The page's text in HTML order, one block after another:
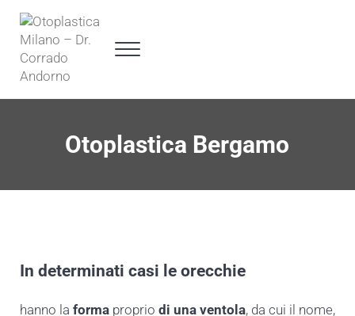
Passa al contenuto principale
Skip to header right navigation
Skip to site footer
Otoplastica Milano - Dr. Corrado Andorno
Specialista in chirurgia plastica Otoplastica a 360°
Menu
Otoplastica Bergamo
In determinati casi le orecchie
hanno la forma proprio di una ventola, da cui il nome,